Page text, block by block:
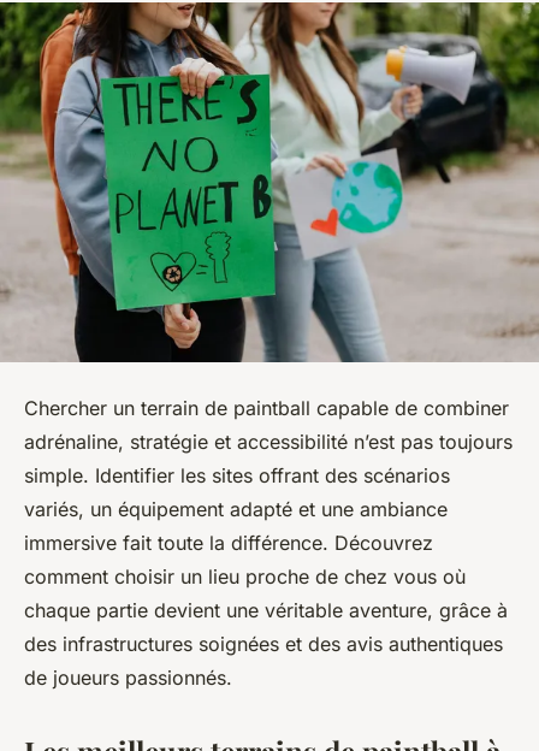
Chercher un terrain de paintball capable de combiner
adrénaline, stratégie et accessibilité n’est pas toujours
simple. Identifier les sites offrant des scénarios
variés, un équipement adapté et une ambiance
immersive fait toute la différence. Découvrez
comment choisir un lieu proche de chez vous où
chaque partie devient une véritable aventure, grâce à
des infrastructures soignées et des avis authentiques
de joueurs passionnés.